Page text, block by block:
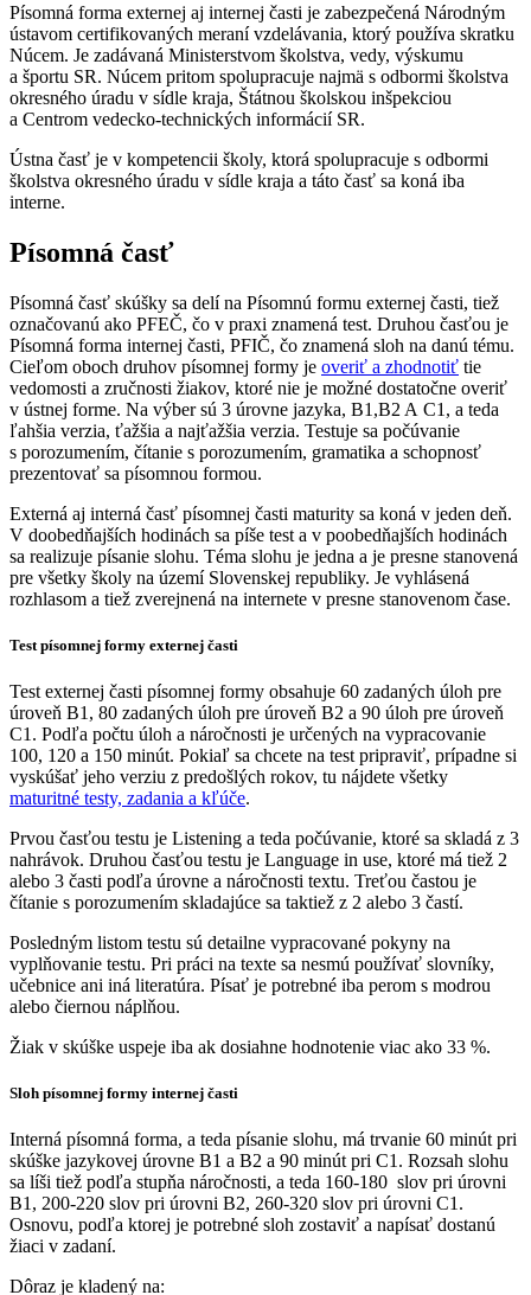
Písomná forma externej aj internej časti je zabezpečená Národným
ústavom certifikovaných meraní vzdelávania, ktorý používa skratku
Núcem. Je zadávaná Ministerstvom školstva, vedy, výskumu
a športu SR. Núcem pritom spolupracuje najmä s odbormi školstva
okresného úradu v sídle kraja, Štátnou školskou inšpekciou
a Centrom vedecko-technických informácií SR.
Ústna časť je v kompetencii školy, ktorá spolupracuje s odbormi
školstva okresného úradu v sídle kraja a táto časť sa koná iba
interne.
Písomná časť
Písomná časť skúšky sa delí na Písomnú formu externej časti, tiež
označovanú ako PFEČ, čo v praxi znamená test. Druhou časťou je
Písomná forma internej časti, PFIČ, čo znamená sloh na danú tému.
Cieľom oboch druhov písomnej formy je overiť a zhodnotiť tie
vedomosti a zručnosti žiakov, ktoré nie je možné dostatočne overiť
v ústnej forme. Na výber sú 3 úrovne jazyka, B1,B2 A C1, a teda
ľahšia verzia, ťažšia a najťažšia verzia. Testuje sa počúvanie
s porozumením, čítanie s porozumením, gramatika a schopnosť
prezentovať sa písomnou formou.
Externá aj interná časť písomnej časti maturity sa koná v jeden deň.
V doobedňajších hodinách sa píše test a v poobedňajších hodinách
sa realizuje písanie slohu. Téma slohu je jedna a je presne stanovená
pre všetky školy na území Slovenskej republiky. Je vyhlásená
rozhlasom a tiež zverejnená na internete v presne stanovenom čase.
Test písomnej formy externej časti
Test externej časti písomnej formy obsahuje 60 zadaných úloh pre
úroveň B1, 80 zadaných úloh pre úroveň B2 a 90 úloh pre úroveň
C1. Podľa počtu úloh a náročnosti je určených na vypracovanie
100, 120 a 150 minút. Pokiaľ sa chcete na test pripraviť, prípadne si
vyskúšať jeho verziu z predošlých rokov, tu nájdete všetky
maturitné testy, zadania a kľúče.
Prvou časťou testu je Listening a teda počúvanie, ktoré sa skladá z 3
nahrávok. Druhou časťou testu je Language in use, ktoré má tiež 2
alebo 3 časti podľa úrovne a náročnosti textu. Treťou častou je
čítanie s porozumením skladajúce sa taktiež z 2 alebo 3 častí.
Posledným listom testu sú detailne vypracované pokyny na
vyplňovanie testu. Pri práci na texte sa nesmú používať slovníky,
učebnice ani iná literatúra. Písať je potrebné iba perom s modrou
alebo čiernou náplňou.
Žiak v skúške uspeje iba ak dosiahne hodnotenie viac ako 33 %.
Sloh písomnej formy internej časti
Interná písomná forma, a teda písanie slohu, má trvanie 60 minút pri
skúške jazykovej úrovne B1 a B2 a 90 minút pri C1. Rozsah slohu
sa líši tiež podľa stupňa náročnosti, a teda 160-180 slov pri úrovni
B1, 200-220 slov pri úrovni B2, 260-320 slov pri úrovni C1.
Osnovu, podľa ktorej je potrebné sloh zostaviť a napísať dostanú
žiaci v zadaní.
Dôraz je kladený na: